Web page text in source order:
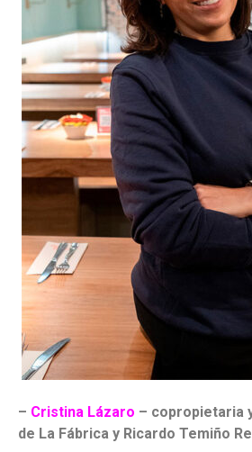
– Cristina Lázaro – copropietaria
de La Fábrica y Ricardo Temiño